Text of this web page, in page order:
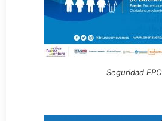
Seguridad EPC